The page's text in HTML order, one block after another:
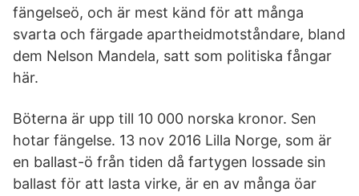
fängelseö, och är mest känd för att många
svarta och färgade apartheidmotståndare, bland
dem Nelson Mandela, satt som politiska fångar
här.
Böterna är upp till 10 000 norska kronor. Sen
hotar fängelse. 13 nov 2016 Lilla Norge, som är
en ballast-ö från tiden då fartygen lossade sin
ballast för att lasta virke, är en av många öar